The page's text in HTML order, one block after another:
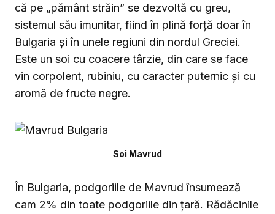
că pe „pământ străin” se dezvoltă cu greu,
sistemul său imunitar, fiind în plină forță doar în
Bulgaria și în unele regiuni din nordul Greciei.
Este un soi cu coacere târzie, din care se face
vin corpolent, rubiniu, cu caracter puternic și cu
aromă de fructe negre.
Soi Mavrud
În Bulgaria, podgoriile de Mavrud însumează
cam 2% din toate podgoriile din țară. Rădăcinile